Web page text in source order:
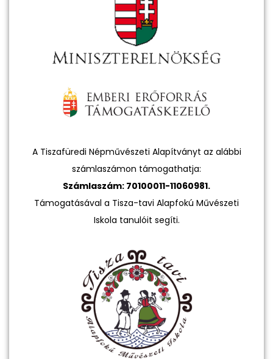
A Tiszafüredi Népművészeti Alapítványt az alábbi
számlaszámon támogathatja:
Számlaszám: 70100011-11060981.
Támogatásával a Tisza-tavi Alapfokú Művészeti
Iskola tanulóit segíti.